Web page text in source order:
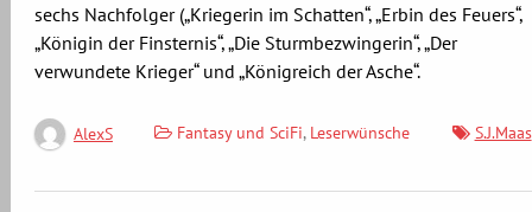
sechs Nachfolger („Kriegerin im Schatten“, „Erbin des Feuers“,
„Königin der Finsternis“, „Die Sturmbezwingerin“, „Der
verwundete Krieger“ und „Königreich der Asche“.
AlexS Fantasy und SciFi, Leserwünsche S.J.Maas